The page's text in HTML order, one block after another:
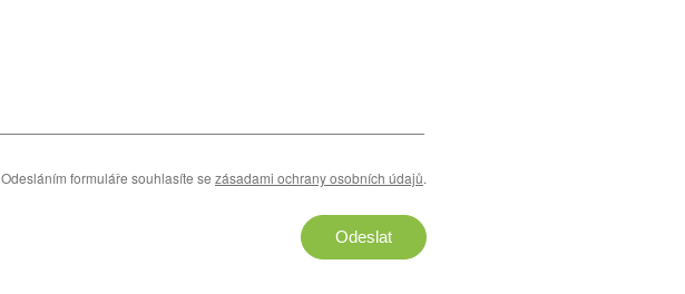
Odesláním formuláře souhlasíte se zásadami ochrany osobních údajů.
Odeslat